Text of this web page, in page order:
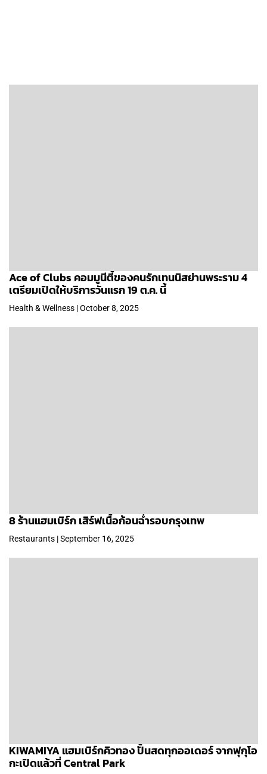
Ace of Clubs คอมมูนีตี้ของคนรักเทนนิสย่านพระราม 4
เตรียมเปิดให้บริการวันแรก 19 ต.ค. นี้
Health & Wellness | October 8, 2025
8 ร้านแฮมเบิร์ก เสิร์ฟเนื้อก้อนฉ่ำรอบกรุงเทพ
Restaurants | September 16, 2025
KIWAMIYA แฮมเบิร์กคิวทอง ปั้นสดทุกออเดอร์ จากฟุกุโอ
กะเปิดแล้วที่ Central Park